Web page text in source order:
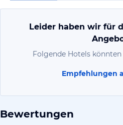
Leider haben wir für
Folgende Hotels
Empfehlungen
Bewertungen